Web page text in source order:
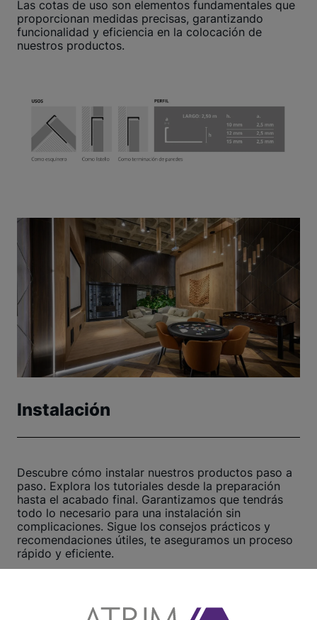
Las cotas de uso son elementos fundamentales que
proporcionan medidas precisas, garantizando
funcionalidad y eficiencia en la colocación de
nuestros productos.
Instalación
Descubre cómo instalar nuestros productos paso a
paso. Explora los tutoriales desde la preparación
hasta el acabado final. Garantizamos que tendrás
todo lo necesario para una instalación sin
complicaciones. Sigue los consejos prácticos y
recomendaciones útiles, te aseguramos un proceso
rápido y eficiente.
Ver otros tutoriales